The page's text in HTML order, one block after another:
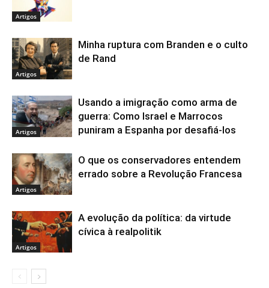
Artigos
Artigos
Minha ruptura com Branden e o culto
de Rand
Artigos
Usando a imigração como arma de
guerra: Como Israel e Marrocos
puniram a Espanha por desafiá-los
Artigos
O que os conservadores entendem
errado sobre a Revolução Francesa
Artigos
A evolução da política: da virtude
cívica à realpolitik